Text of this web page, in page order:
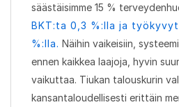
säästäisimme 15 %
BKT:ta 0,3 %:lla ja
%:lla. Näihin vaikeisiin,
ennen kaikkea laajoja, hyvin
vaikuttaa. Tiukan talouskurin
kansantaloudellisesti erittäin